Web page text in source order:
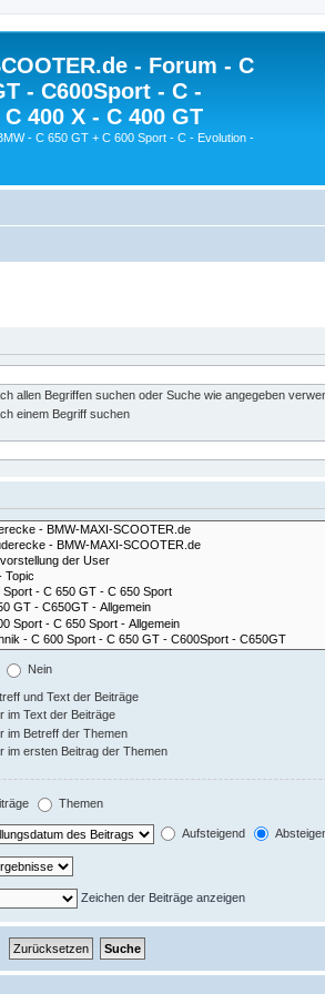
- Forum - C
- C600Sport - C -
400 X - C 400 GT
- C 650 GT + C 600 Sport - C - Evolution -
allen Begriffen suchen oder Suche wie angegeben
einem Begriff suchen
Nein
und Text der Beiträge
im Text der Beiträge
im Betreff der Themen
im ersten Beitrag der Themen
Themen
Aufsteigend
Zeichen der Beiträge anzeigen